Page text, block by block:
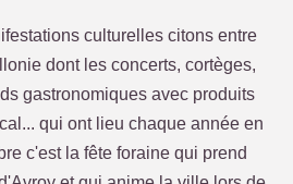
culturelles citons entre
dont les concerts, cortèges,
gastronomiques avec produits
qui ont lieu chaque année en
c'est la fête foraine qui prend